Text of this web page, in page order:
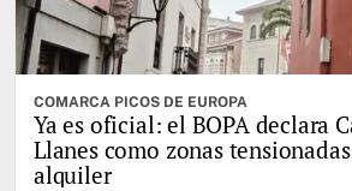
COMARCA PICOS DE EUROPA
Ya es oficial: el BOPA declara
Llanes como zonas
alquiler